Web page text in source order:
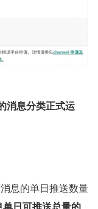
消息分类正式运
息的单日推送数量